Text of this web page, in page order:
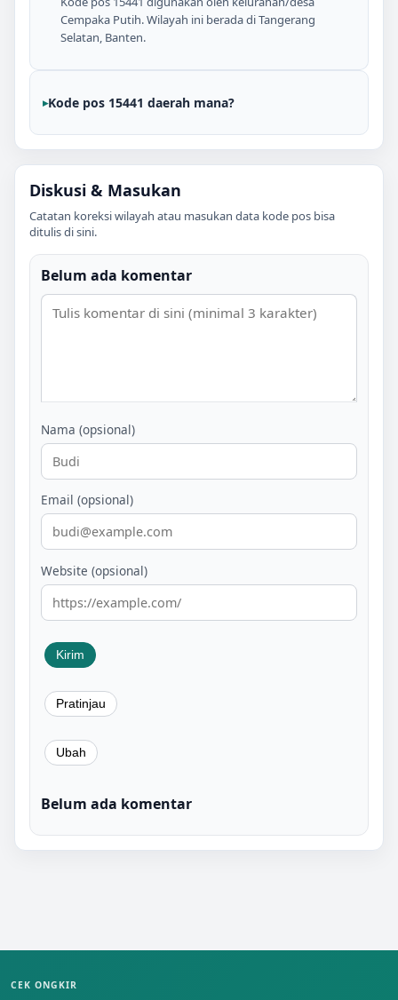
Cempaka Putih. Wilayah ini berada di Tangerang
Selatan, Banten.
Kode pos 15441 daerah mana?
Diskusi & Masukan
Catatan koreksi wilayah atau masukan data kode pos bisa
ditulis di sini.
Belum ada komentar
Nama (opsional)
Email (opsional)
Website (opsional)
Belum ada komentar
CEK ONGKIR